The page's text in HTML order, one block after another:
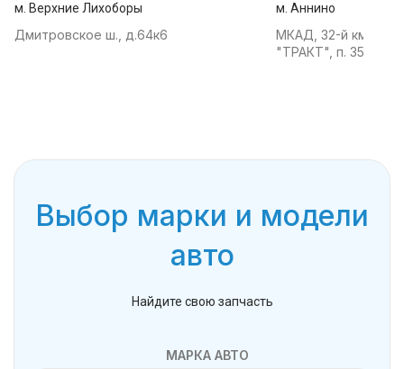
м. Верхние Лихоборы
Дмитровское ш., д.64к6
м. Аннино
МКАД, 32-й км, АТК
"ТРАКТ", п. 35
Выбор марки и модели
авто
Найдите свою запчасть
МАРКА АВТО